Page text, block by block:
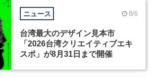
ニュース 8/6
台湾最大のデザイン見本市
「2026台湾クリエイティブエキ
スポ」が8月31日まで開催